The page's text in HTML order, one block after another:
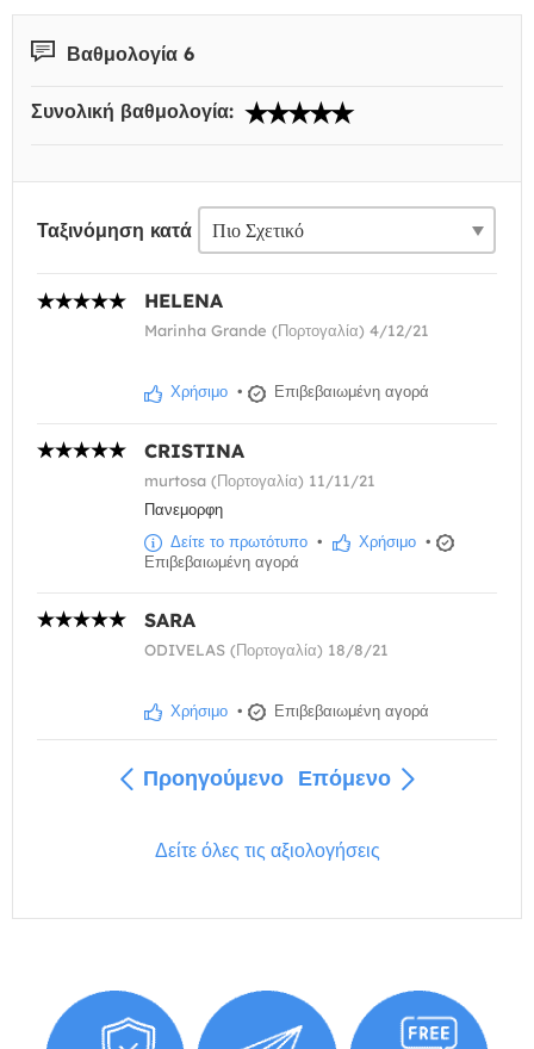
Βαθμολογία 6
Συνολική βαθμολογία:
Ταξινόμηση κατά
HELENA
Marinha Grande (Πορτογαλία) 4/12/21
Χρήσιμο • Επιβεβαιωμένη αγορά
CRISTINA
murtosa (Πορτογαλία) 11/11/21
Πανεμορφη
Δείτε το πρωτότυπο • Χρήσιμο •
Επιβεβαιωμένη αγορά
SARA
ODIVELAS (Πορτογαλία) 18/8/21
Χρήσιμο • Επιβεβαιωμένη αγορά
Προηγούμενο Επόμενο
Δείτε όλες τις αξιολογήσεις